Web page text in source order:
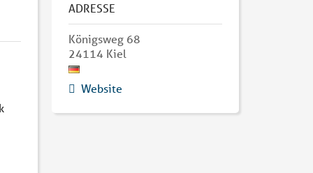
ADRESSE
Königsweg 68
24114 Kiel
Website